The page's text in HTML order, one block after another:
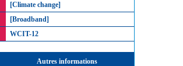
[Climate change]
[Broadband]
WCIT-12
Autres informations